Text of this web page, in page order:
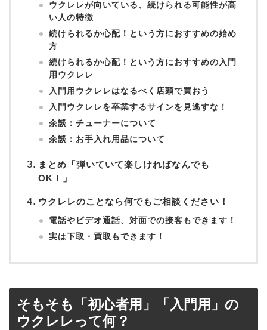
ウクレレが向いている、続けられる可能性が高
い人の特徴
続けられるか心配！という方におすすめの始め
方
続けられるか心配！という方におすすめの入門
用ウクレレ
入門用ウクレレはなるべく店頭で買おう
入門ウクレレを卒業するサインを見逃すな！
余談：チューナーについて
余談：お手入れ用品について
まとめ「弾いていて楽しければなんでも
OK！」
ウクレレのことなら何でもご相談ください！
電話やビデオ通話、対面での接客もできます！
実は下取・買取もできます！
そもそも「初心者用」 「入門用」 の
ウクレレって何？